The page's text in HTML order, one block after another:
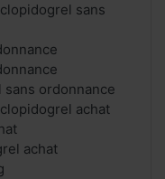
sans
ordonnance
achat
achat